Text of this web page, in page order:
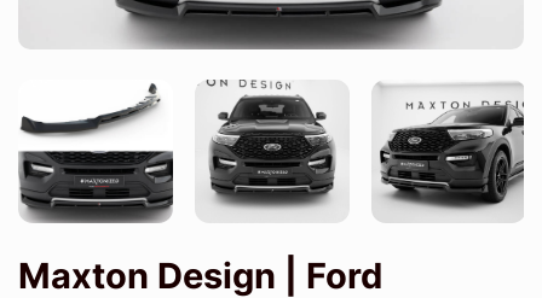
Maxton Design | Ford